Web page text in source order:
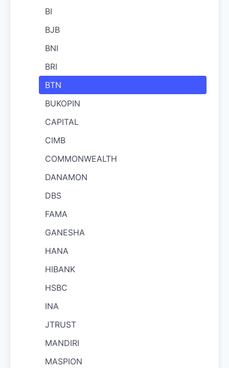
BI
BJB
BNI
BRI
BTN
BUKOPIN
CAPITAL
CIMB
COMMONWEALTH
DANAMON
DBS
FAMA
GANESHA
HANA
HIBANK
HSBC
INA
JTRUST
MANDIRI
MASPION